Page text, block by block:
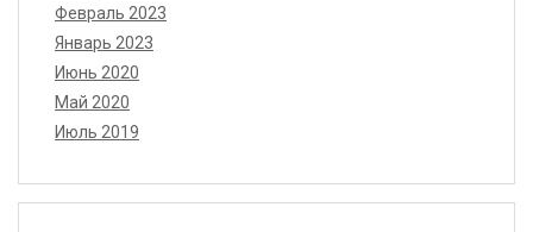
Февраль 2023
Январь 2023
Июнь 2020
Май 2020
Июль 2019